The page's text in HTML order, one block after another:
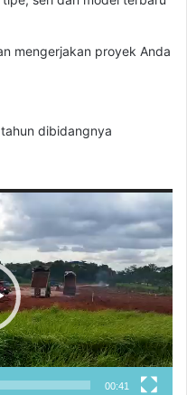
mengerjakan proyek Anda
dibidangnya
00:41